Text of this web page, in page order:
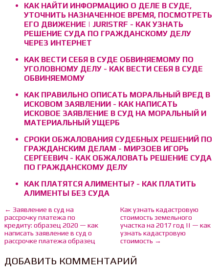
КАК НАЙТИ ИНФОРМАЦИЮ О ДЕЛЕ В СУДЕ,
УТОЧНИТЬ НАЗНАЧЕННОЕ ВРЕМЯ, ПОСМОТРЕТЬ
ЕГО ДВИЖЕНИЕ | JURISTRF - КАК УЗНАТЬ
РЕШЕНИЕ СУДА ПО ГРАЖДАНСКОМУ ДЕЛУ
ЧЕРЕЗ ИНТЕРНЕТ
КАК ВЕСТИ СЕБЯ В СУДЕ ОБВИНЯЕМОМУ ПО
УГОЛОВНОМУ ДЕЛУ - КАК ВЕСТИ СЕБЯ В СУДЕ
ОБВИНЯЕМОМУ
КАК ПРАВИЛЬНО ОПИСАТЬ МОРАЛЬНЫЙ ВРЕД В
ИСКОВОМ ЗАЯВЛЕНИИ - КАК НАПИСАТЬ
ИСКОВОЕ ЗАЯВЛЕНИЕ В СУД НА МОРАЛЬНЫЙ И
МАТЕРИАЛЬНЫЙ УЩЕРБ
СРОКИ ОБЖАЛОВАНИЯ СУДЕБНЫХ РЕШЕНИЙ ПО
ГРАЖДАНСКИМ ДЕЛАМ - МИРЗОЕВ ИГОРЬ
СЕРГЕЕВИЧ - КАК ОБЖАЛОВАТЬ РЕШЕНИЕ СУДА
ПО ГРАЖДАНСКОМУ ДЕЛУ
КАК ПЛАТЯТСЯ АЛИМЕНТЫ? - КАК ПЛАТИТЬ
АЛИМЕНТЫ БЕЗ СУДА
← Заявление в суд на
рассрочку платежа по
кредиту: образец 2020 — как
написать заявление в суд о
рассрочке платежа образец
Как узнать кадастровую
стоимость земельного
участка на 2017 год || — как
узнать кадастровую
стоимость →
ДОБАВИТЬ КОММЕНТАРИЙ